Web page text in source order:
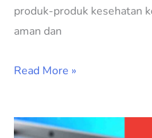
produk-produk kesehatan
aman dan
Read More »
Cek